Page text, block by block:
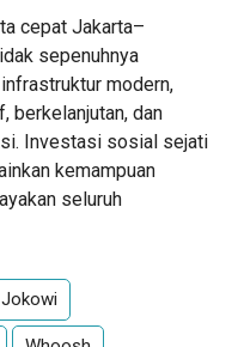
cepat Jakarta–
sepenuhnya
modern,
berkelanjutan, dan
Investasi sosial sejati
kemampuan
seluruh
Jokowi